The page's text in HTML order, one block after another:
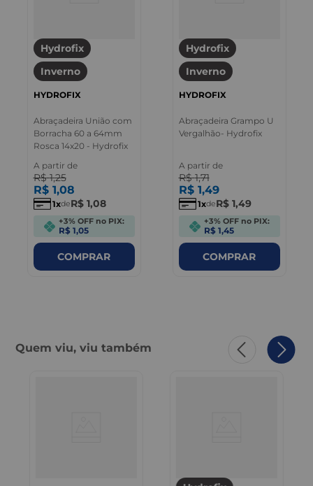
Hydrofix
Inverno
HYDROFIX
Abraçadeira União com
Borracha 60 a 64mm
Rosca 14x20 - Hydrofix
A partir de
R$ 1,25
R$ 1,08
1 deR$ 1,08
+3% OFF no PIX:
R$ 1,05
COMPRAR
Hydrofix
Inverno
HYDROFIX
Abraçadeira Grampo U
Vergalhão- Hydrofix
A partir de
R$ 1,71
R$ 1,49
1 deR$ 1,49
+3% OFF no PIX:
R$ 1,45
COMPRAR
Quem viu, viu também